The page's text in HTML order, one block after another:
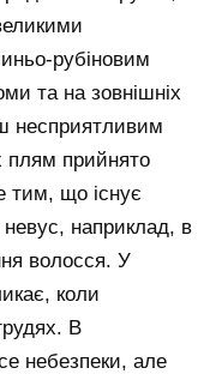
рубіновим
та на зовнішніх
несприятливим
плям прийнято
тим, що існує
невус, наприклад, в
волосся. У
коли
В
небезпеки, але